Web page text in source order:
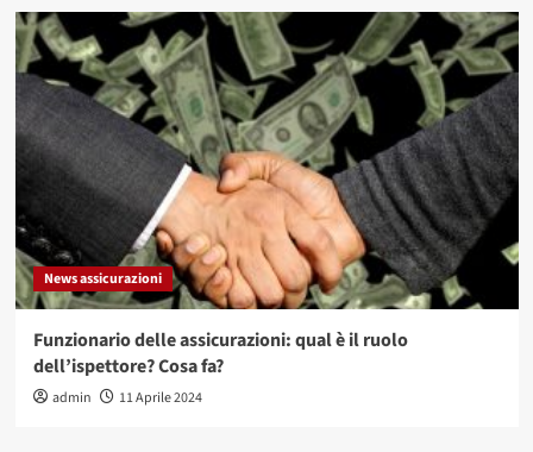
News assicurazioni
Funzionario delle assicurazioni: qual è il ruolo
dell’ispettore? Cosa fa?
admin 11 Aprile 2024